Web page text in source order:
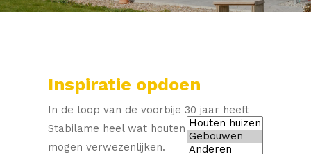
Inspiratie opdoen
In de loop van de voorbije 30 jaar heeft
Stabilame heel wat houten constructies
mogen verwezenlijken.